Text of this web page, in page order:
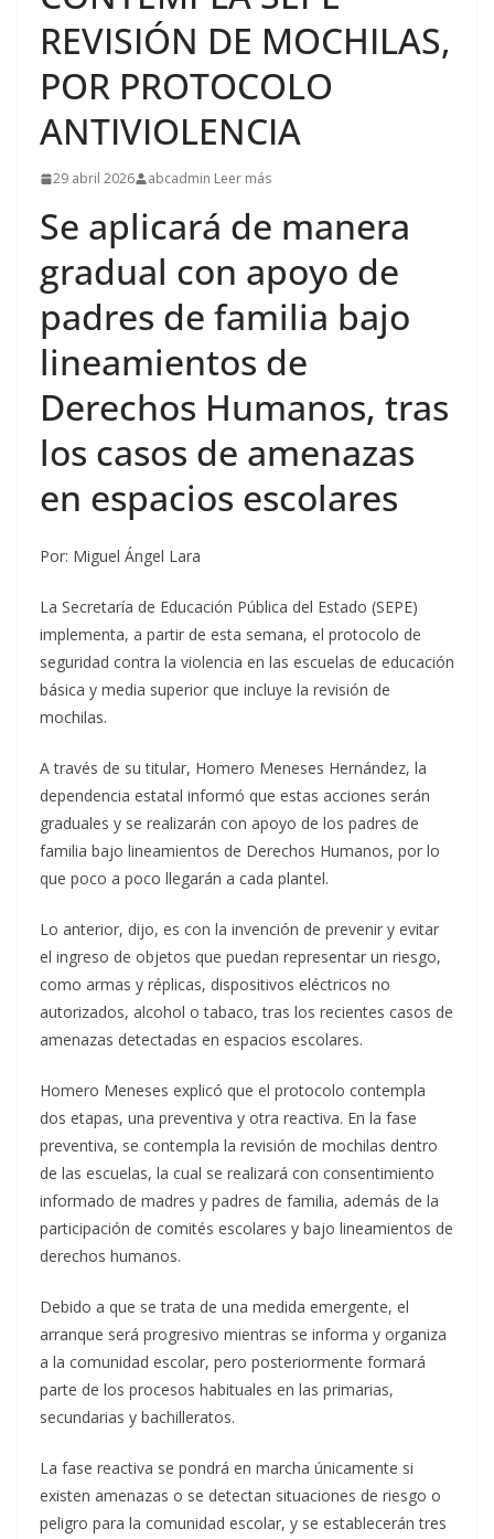
REVISIÓN DE MOCHILAS,
POR PROTOCOLO
ANTIVIOLENCIA
29 abril 2026 abcadmin Leer más
Se aplicará de manera
gradual con apoyo de
padres de familia bajo
lineamientos de
Derechos Humanos, tras
los casos de amenazas
en espacios escolares
Por: Miguel Ángel Lara
La Secretaría de Educación Pública del Estado (SEPE)
implementa, a partir de esta semana, el protocolo de
seguridad contra la violencia en las escuelas de educación
básica y media superior que incluye la revisión de
mochilas.
A través de su titular, Homero Meneses Hernández, la
dependencia estatal informó que estas acciones serán
graduales y se realizarán con apoyo de los padres de
familia bajo lineamientos de Derechos Humanos, por lo
que poco a poco llegarán a cada plantel.
Lo anterior, dijo, es con la invención de prevenir y evitar
el ingreso de objetos que puedan representar un riesgo,
como armas y réplicas, dispositivos eléctricos no
autorizados, alcohol o tabaco, tras los recientes casos de
amenazas detectadas en espacios escolares.
Homero Meneses explicó que el protocolo contempla
dos etapas, una preventiva y otra reactiva. En la fase
preventiva, se contempla la revisión de mochilas dentro
de las escuelas, la cual se realizará con consentimiento
informado de madres y padres de familia, además de la
participación de comités escolares y bajo lineamientos de
derechos humanos.
Debido a que se trata de una medida emergente, el
arranque será progresivo mientras se informa y organiza
a la comunidad escolar, pero posteriormente formará
parte de los procesos habituales en las primarias,
secundarias y bachilleratos.
La fase reactiva se pondrá en marcha únicamente si
existen amenazas o se detectan situaciones de riesgo o
peligro para la comunidad escolar, y se establecerán tres